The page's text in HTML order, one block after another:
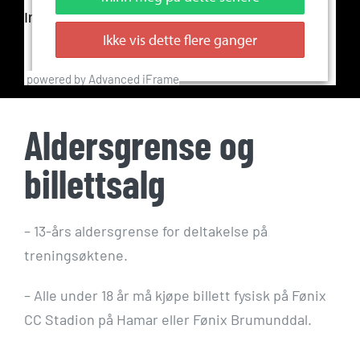
powered by Advanced iFrame
Aldersgrense og
billettsalg
– 13-års aldersgrense for deltakelse på
treningsøktene.
– Alle under 18 år må kjøpe billett fysisk på Fønix
CC Stadion på Hamar eller Fønix Brumunddal.